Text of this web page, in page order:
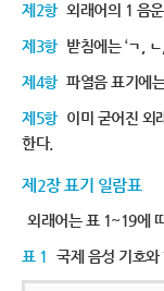
제2항 외래어의 1 음
제3항 받침에는 ‘ㄱ,
제4항 파열음 표기에
제5항 이미 굳어진 외
한다.
제2장 표기 일람표
외래어는 표 1~19에
표 1 국제 음성 기호와